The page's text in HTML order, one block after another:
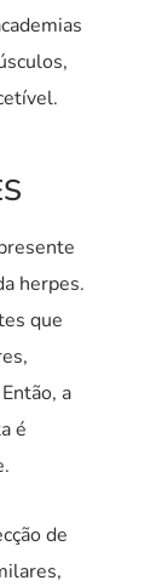
herpes.
que
a
é
de